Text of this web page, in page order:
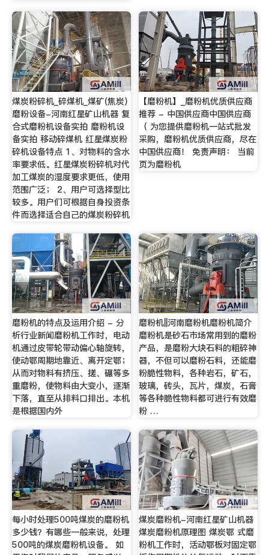
煤炭粉碎机_碎煤机_煤矿(焦炭)
磨粉设备-河南红星矿山机器 复
合式磨粉机设备实拍 磨粉机设
备实拍 移动碎煤机 红星煤炭粉
碎机设备特点 1、对物料的含水
率要求低。红星煤炭粉碎机对代
加工煤炭的湿度要求更低，使用
范围广泛； 2、用户可选择型比
较多。用户们可根据自身投资条
件而选择适合自己的煤炭粉碎机
【磨粉机】_磨粉机优质供应商
推荐 - 中国供应商中国供应商
（ 为您提供磨粉机一站式批发
采购，磨粉机优质供应商，尽在
中国供应商！ 免责声明： 当前
页为磨粉机
磨粉机的特点及运用介绍 - 分
析行业新闻磨粉机工作时，电动
机通过皮带轮带动偏心轴旋转，
使动鄂周期地靠近、离开定鄂；
从而对物料有挤压、搓、碾等多
重磨粉，使物料由大变小，逐渐
下落，直至从排料口排出。本机
是根据国内外
磨粉机||河南磨粉机磨粉机简介
磨粉机是砂石市场常用到的磨粉
产品，是磨粉大块石料的粗碎神
器，不但可以磨粉石料，还能磨
粉脆性物料，各种岩石，矿石，
玻璃，砖头，瓦片，煤炭，石膏
等各种脆性物料都可进行有效磨
粉 …
每小时处理500吨煤炭的磨粉机
多少钱？有哪些一般来说，处理
500吨的煤炭磨粉机设备。 如
煤炭磨粉机-河南红星矿山机器
煤炭磨粉机原理图 煤炭鄂 式磨
粉机工作时，活动鄂板对固定鄂